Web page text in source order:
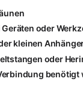
oder
kleinen
oder
benötigt